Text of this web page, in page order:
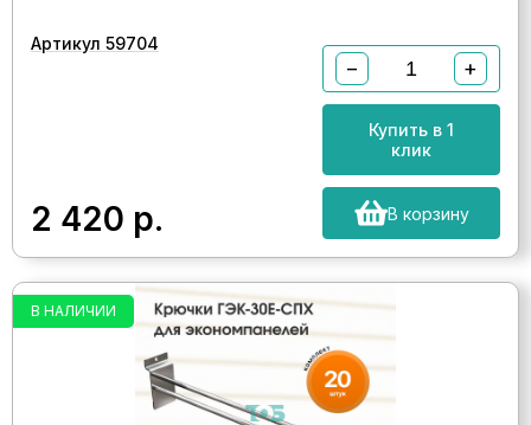
Артикул 59704
2 420 р.
− +
Купить в 1
клик
В корзину
В НАЛИЧИИ